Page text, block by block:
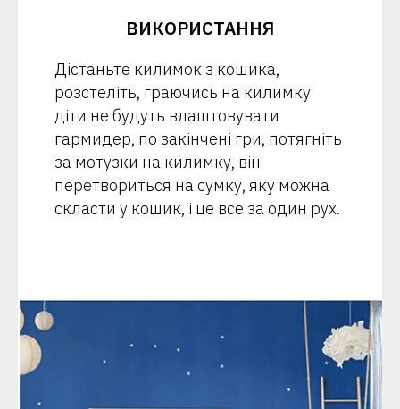
ВИКОРИСТАННЯ
Дістаньте килимок з кошика,
розстеліть, граючись на килимку
діти не будуть влаштовувати
гармидер, по закінчені гри, потягніть
за мотузки на килимку, він
перетвориться на сумку, яку можна
скласти у кошик, і це все за один рух.